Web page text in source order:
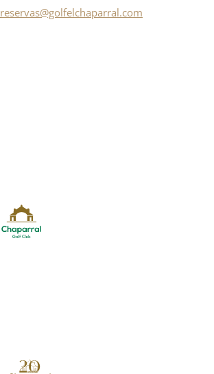
reservas@golfelchaparral.com